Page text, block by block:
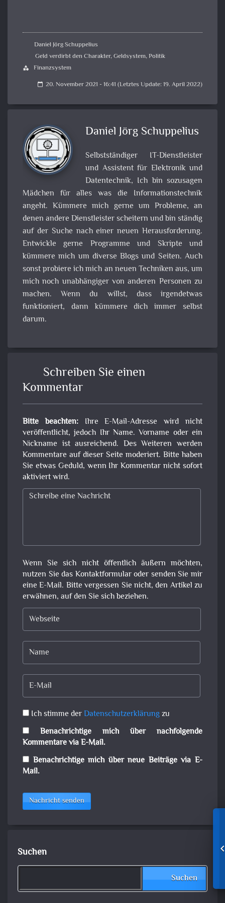
Daniel Jörg Schuppelius
Geld verdirbt den Charakter,Geldsystem,Politik
category Finanzsystem
calendar_today 20. November 2021 - 16:41 (Letztes Update: 19. April 2022)
Daniel Jörg Schuppelius
Selbstständiger IT-Dienstleister
und Assistent für Elektronik und
Datentechnik, Ich bin sozusagen
Mädchen für alles was die Informationstechnik
angeht. Kümmere mich gerne um Probleme, an
denen andere Dienstleister scheitern und bin ständig
auf der Suche nach einer neuen Herausforderung.
Entwickle gerne Programme und Skripte und
kümmere mich um diverse Blogs und Seiten. Auch
sonst probiere ich mich an neuen Techniken aus, um
mich noch unabhängiger von anderen Personen zu
machen. Wenn du willst, dass irgendetwas
funktioniert, dann kümmere dich immer selbst
darum.
Schreiben Sie einen
Kommentar
Bitte beachten:Ihre E-Mail-Adresse wird nicht
veröffentlicht, jedoch Ihr Name. Vorname oder ein
Nickname ist ausreichend. Des Weiteren werden
Kommentare auf dieser Seite moderiert. Bitte haben
Sie etwas Geduld, wenn Ihr Kommentar nicht sofort
aktiviert wird.
Wenn Sie sich nicht öffentlich äußern möchten,
nutzen Sie das Kontaktformular oder senden Sie mir
eine E-Mail. Bitte vergessen Sie nicht, den Artikel zu
erwähnen, auf den Sie sich beziehen.
Ich stimme derDatenschutzerklärungzu
Benachrichtige mich über nachfolgende
Kommentare via E-Mail.
Benachrichtige mich über neue Beiträge via E-
Mail.
Nachricht senden
Suchen
Suchen